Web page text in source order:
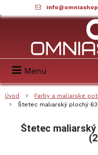
Menu
Úvod Farby a maliarske
Štetec maliarský plochý 63
Štetec maliarský